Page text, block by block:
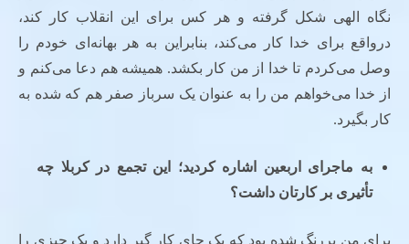
نگاه الهی شکل گرفته و هر کس برای این انقلاب کار کند،
درواقع برای خدا کار می‌کند، بنابراین به هر بهانه‌ای خودم را
وصل می‌کردم تا خدا از من کار بکشد. همیشه هم دعا می‌کنم و
از خدا می‌خواهم من را به عنوان یک سرباز صفر هم که شده به
کار بگیرد.
به ماجرای اربعین اشاره کردید؛ این تجمع در کربلا چه
تأثیری بر کارتان داشت؟
برای من پررنگ شده بود که یک جای کار گیر دارد و یک چیزی را